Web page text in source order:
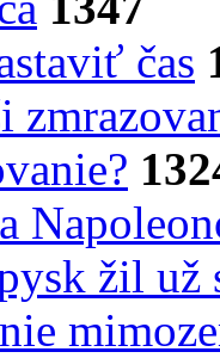
čas
žil už